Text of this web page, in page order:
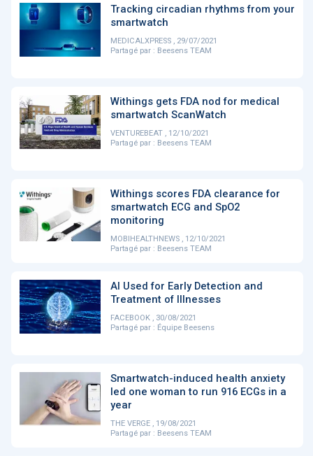
Tracking circadian rhythms from your
smartwatch
MEDICALXPRESS , 29/07/2021
Partagé par : Beesens TEAM
Withings gets FDA nod for medical
smartwatch ScanWatch
VENTUREBEAT , 12/10/2021
Partagé par : Beesens TEAM
Withings scores FDA clearance for
smartwatch ECG and SpO2
monitoring
MOBIHEALTHNEWS , 12/10/2021
Partagé par : Beesens TEAM
AI Used for Early Detection and
Treatment of Illnesses
FACEBOOK , 30/08/2021
Partagé par : Équipe Beesens
Smartwatch-induced health anxiety
led one woman to run 916 ECGs in a
year
THE VERGE , 19/08/2021
Partagé par : Beesens TEAM
ApTeleCare H'ABILITY
‹ 1 2 3 4 5
VIDÉO
Cancer du sein : de
nouvelles pistes pour des
détections précoces - ...
siècle": comment
l'intelligence artificiell...
‹ 1 2 3 4 5
DOCUMENTATION 886